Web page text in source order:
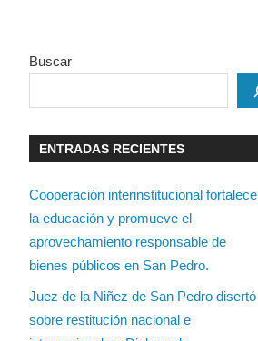
Buscar
ENTRADAS RECIENTES
Cooperación interinstitucional fortalece
la educación y promueve el
aprovechamiento responsable de
bienes públicos en San Pedro.
Juez de la Niñez de San Pedro disertó
sobre restitución nacional e